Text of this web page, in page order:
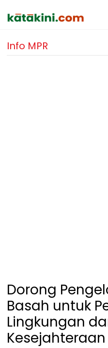
Info MPR
Dorong
Basah untuk
Lingkungan